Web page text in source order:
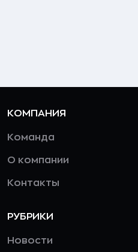
КОМПАНИЯ
Команда
О компании
Контакты
РУБРИКИ
Новости